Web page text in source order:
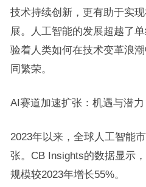
技术持续创新，更有助于实
展。人工智能的发展超越了
验着人类如何在技术变革浪
同繁荣。
AI赛道加速扩张：机遇与潜力
2023年以来，全球人工智能
张。CB Insights的数据显示
规模较2023年增长55%。